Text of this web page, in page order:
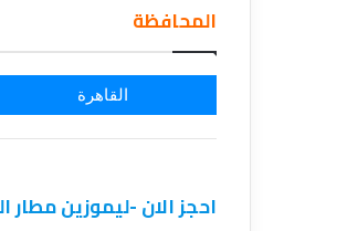
المحافظة
القاهرة
احجز الان -ليموزين مطار القاهرة